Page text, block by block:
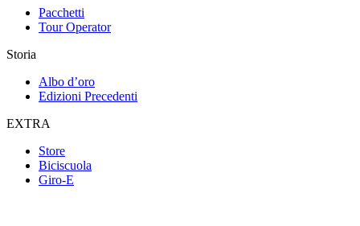
Pacchetti
Tour Operator
Storia
Albo d’oro
Edizioni Precedenti
EXTRA
Store
Biciscuola
Giro-E